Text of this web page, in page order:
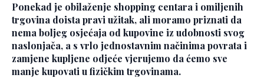
Ponekad je obilaženje shopping centara i omiljenih
trgovina doista pravi užitak, ali moramo priznati da
nema boljeg osjećaja od kupovine iz udobnosti svog
naslonjača, a s vrlo jednostavnim načinima povrata i
zamjene kupljene odjeće vjerujemo da ćemo sve
manje kupovati u fizičkim trgovinama.